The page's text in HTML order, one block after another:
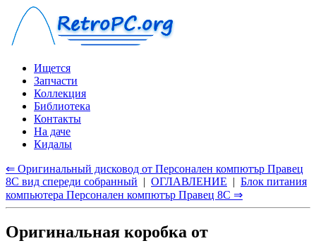
Ищется
Запчасти
Коллекция
Библиотека
Контакты
На даче
Кидалы
⇐ Оригинальный дисковод от Персонален компютър Правец
8С вид спереди собранный | ОГЛАВЛЕНИЕ | Блок питания
компьютера Персонален компютър Правец 8С ⇒
Оригинальная коробка от